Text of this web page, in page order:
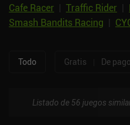
Cafe Racer
Traffic Rider
Smash Bandits Racing
Todo Gratis De pago
Listado de 56 juegos